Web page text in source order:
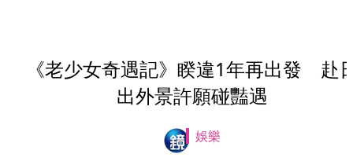
《老少女奇遇記》睽違1年再出發 赴
出外景許願碰豔遇
娛樂